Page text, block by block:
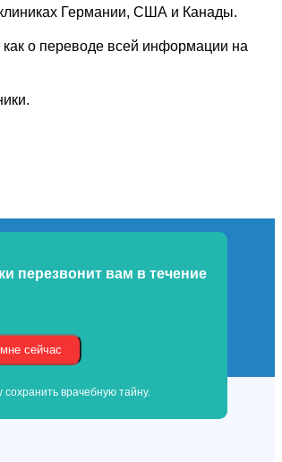
Германии, США и Канады.
о переводе всей информации на
перезвонит вам в течение
врачебную тайну.